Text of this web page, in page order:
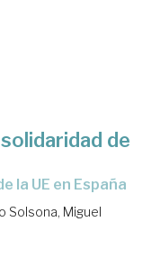
de
la UE en España
Solsona, Miguel